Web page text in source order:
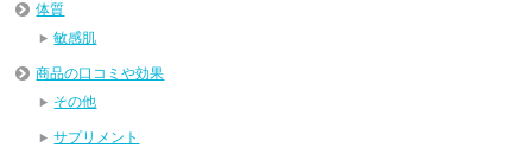
体質
敏感肌
商品の口コミや効果
その他
サプリメント